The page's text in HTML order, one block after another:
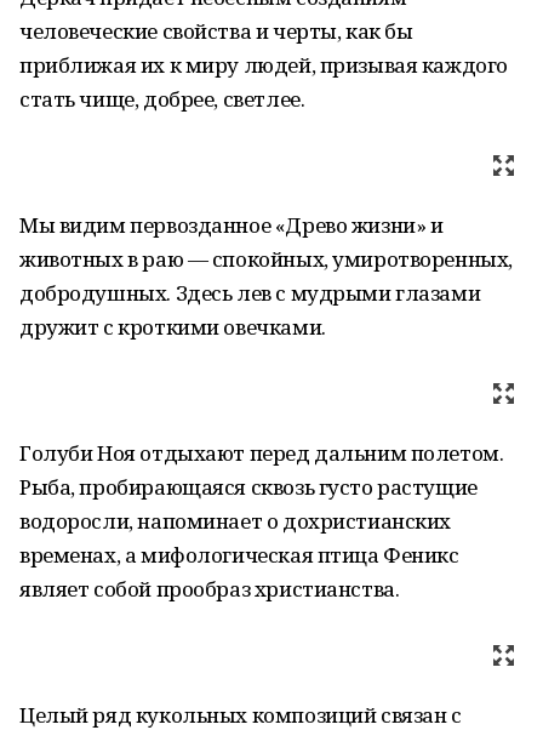
человеческие свойства и черты, как бы
приближая их к миру людей, призывая каждого
стать чище, добрее, светлее.
Мы видим первозданное «Древо жизни» и
животных в раю — спокойных, умиротворенных,
добродушных. Здесь лев с мудрыми глазами
дружит с кроткими овечками.
Голуби Ноя отдыхают перед дальним полетом.
Рыба, пробирающаяся сквозь густо растущие
водоросли, напоминает о дохристианских
временах, а мифологическая птица Феникс
являет собой прообраз христианства.
Целый ряд кукольных композиций связан с